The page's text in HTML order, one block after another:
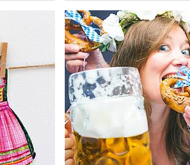
PARTY]